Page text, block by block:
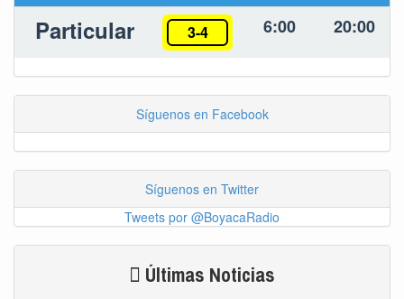
Particular 3-4 6:00 20:00
Síguenos en Facebook
Síguenos en Twitter
Tweets por @BoyacaRadio
Últimas Noticias